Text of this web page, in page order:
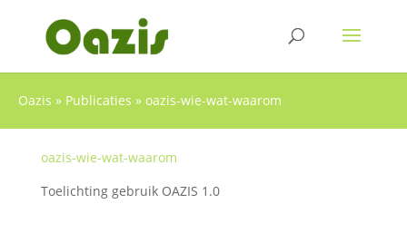
Oazis » Publicaties » oazis-wie-wat-waarom
oazis-wie-wat-waarom
Toelichting gebruik OAZIS 1.0